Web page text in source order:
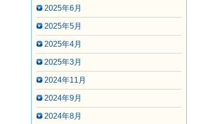
2025年6月
2025年5月
2025年4月
2025年3月
2024年11月
2024年9月
2024年8月